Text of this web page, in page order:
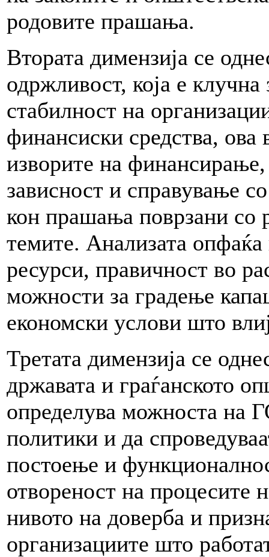
родовите прашања.
Втората димензија се
одржливост, која е клучна
стабилност на
финансиски средства, ова
изворите на
зависност и справување
кон прашања поврзани со
темите. Анализата
ресурси, правичност во
можности за градење
економски услови што
Третата димензија се
државата и граѓанското
определува можноста на
политики и да
постоење и
отвореност на процесите
нивото на доверба и
организациите што